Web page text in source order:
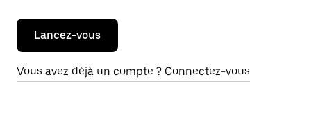
Lancez-vous
Vous avez déjà un compte ? Connectez-vous